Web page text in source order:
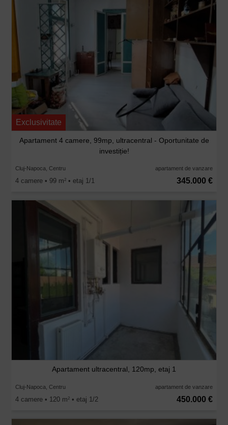
Exclusivitate
Apartament 4 camere, 99mp, ultracentral - Oportunitate de
investiție!
Cluj-Napoca, Centru apartament de vanzare
4 camere • 99 m2 • etaj 1/1 345.000 €
Apartament ultracentral, 120mp, etaj 1
Cluj-Napoca, Centru apartament de vanzare
4 camere • 120 m2 • etaj 1/2 450.000 €